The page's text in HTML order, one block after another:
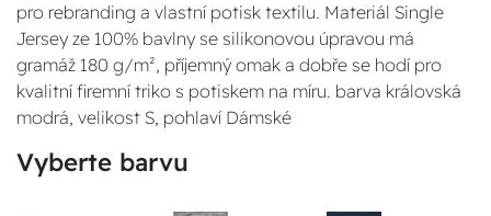
pro rebranding a vlastní potisk textilu. Materiál Single
Jersey ze 100% bavlny se silikonovou úpravou má
gramáž 180 g/m², příjemný omak a dobře se hodí pro
kvalitní firemní triko s potiskem na míru. barva královská
modrá, velikost S, pohlaví Dámské
Vyberte barvu